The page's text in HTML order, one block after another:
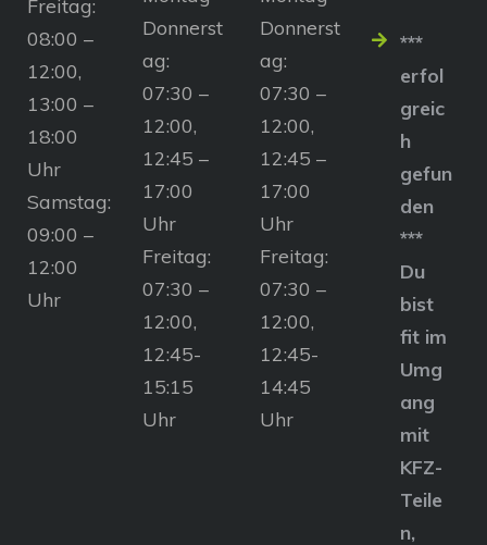
Freitag:
08:00 –
12:00,
13:00 –
18:00
Uhr
Samstag:
09:00 –
12:00
Uhr
Donnerst
ag:
07:30 –
12:00,
12:45 –
17:00
Uhr
Freitag:
07:30 –
12:00,
12:45-
15:15
Uhr
Donnerst
ag:
07:30 –
12:00,
12:45 –
17:00
Uhr
Freitag:
07:30 –
12:00,
12:45-
14:45
Uhr
***
erfol
greic
h
gefun
den
***
Du
bist
fit im
Umg
ang
mit
KFZ-
Teile
n,